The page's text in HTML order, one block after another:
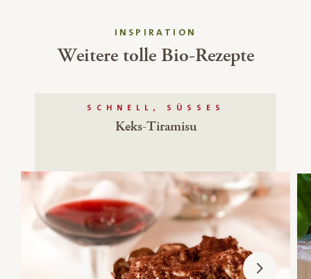
INSPIRATION
Weitere tolle Bio-Rezepte
SCHNELL, SÜSSES
Keks-Tiramisu